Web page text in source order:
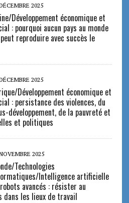
2025
Développement économique et
: pourquoi aucun pays au monde
reproduire avec succès le
2025
Développement économique et
: persistance des violences, du
développement, de la pauvreté et
et politiques
2025
Technologies
Intelligence artificielle
avancés : résister au
dans les lieux de travail